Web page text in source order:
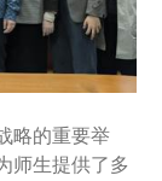
略的重要举
师生提供了多